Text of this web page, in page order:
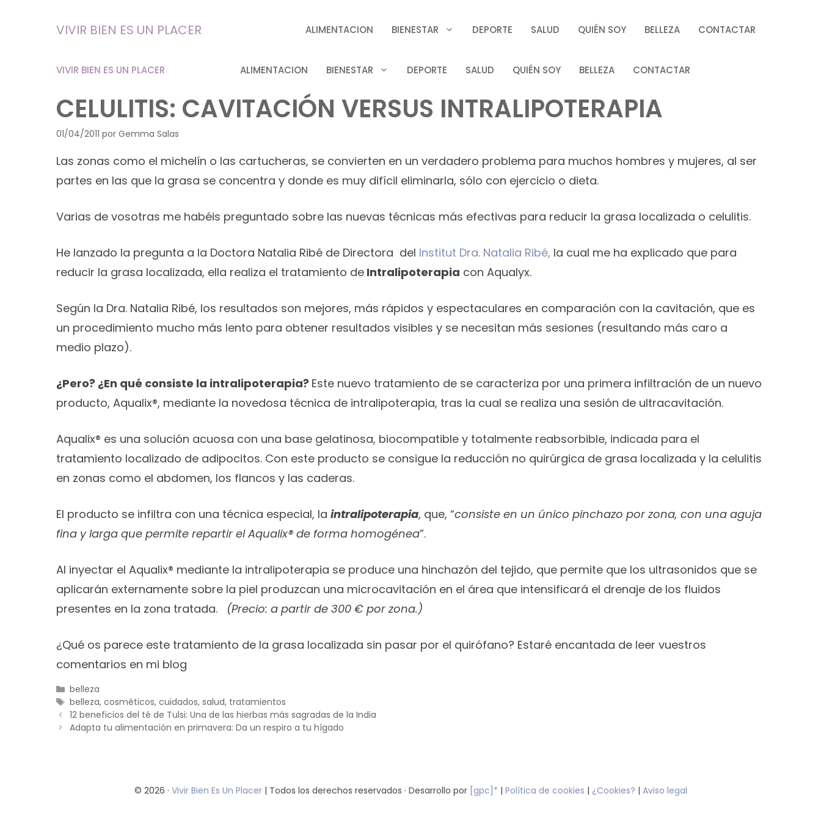
VIVIR BIEN ES UN PLACER ALIMENTACION BIENESTAR DEPORTE SALUD QUIÉN SOY BELLEZA CONTACTAR
VIVIR BIEN ES UN PLACER ALIMENTACION BIENESTAR DEPORTE SALUD QUIÉN SOY BELLEZA CONTACTAR
CELULITIS: CAVITACIÓN VERSUS INTRALIPOTERAPIA
01/04/2011 por Gemma Salas
Las zonas como el michelín o las cartucheras, se convierten en un verdadero problema para muchos hombres y mujeres, al ser
partes en las que la grasa se concentra y donde es muy difícil eliminarla, sólo con ejercicio o dieta.
Varias de vosotras me habéis preguntado sobre las nuevas técnicas más efectivas para reducir la grasa localizada o celulitis.
He lanzado la pregunta a la Doctora Natalia Ribé de Directora del Institut Dra. Natalia Ribé, la cual me ha explicado que para
reducir la grasa localizada, ella realiza el tratamiento de Intralipoterapia con Aqualyx.
Según la Dra. Natalia Ribé, los resultados son mejores, más rápidos y espectaculares en comparación con la cavitación, que es
un procedimiento mucho más lento para obtener resultados visibles y se necesitan más sesiones (resultando más caro a
medio plazo).
¿Pero? ¿En qué consiste la intralipoterapia? Este nuevo tratamiento de se caracteriza por una primera infiltración de un nuevo
producto, Aqualix®, mediante la novedosa técnica de intralipoterapia, tras la cual se realiza una sesión de ultracavitación.
Aqualix® es una solución acuosa con una base gelatinosa, biocompatible y totalmente reabsorbible, indicada para el
tratamiento localizado de adipocitos. Con este producto se consigue la reducción no quirúrgica de grasa localizada y la celulitis
en zonas como el abdomen, los flancos y las caderas.
El producto se infiltra con una técnica especial, la intralipoterapia, que, “consiste en un único pinchazo por zona, con una aguja
fina y larga que permite repartir el Aqualix® de forma homogénea”.
Al inyectar el Aqualix® mediante la intralipoterapia se produce una hinchazón del tejido, que permite que los ultrasonidos que se
aplicarán externamente sobre la piel produzcan una microcavitación en el área que intensificará el drenaje de los fluidos
presentes en la zona tratada. (Precio: a partir de 300 € por zona.)
¿Qué os parece este tratamiento de la grasa localizada sin pasar por el quirófano? Estaré encantada de leer vuestros
comentarios en mi blog
Categorías
belleza
Etiquetas
belleza,cosméticos,cuidados,salud, tratamientos
12 beneficios del té de Tulsi: Una de las hierbas más sagradas de la India
Adapta tu alimentación en primavera: Da un respiro a tu hígado
© 2026 · Vivir Bien Es Un Placer | Todos los derechos reservados · Desarrollo por [gpc]* | Política de cookies | ¿Cookies? | Aviso legal